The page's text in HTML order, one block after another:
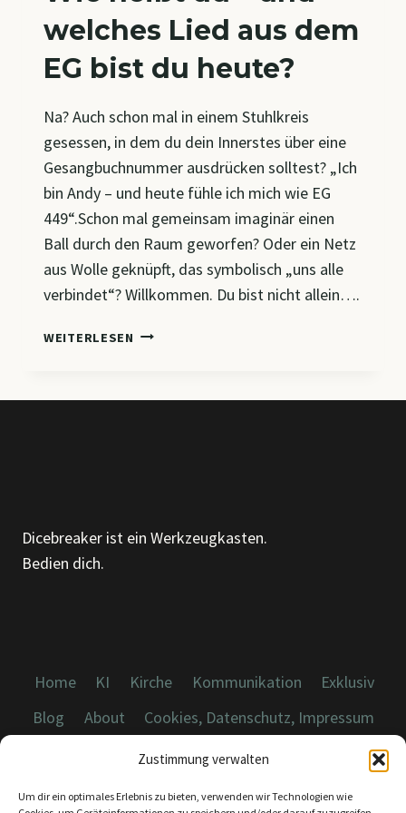
Zustimmung verwalten
Um dir ein optimales Erlebnis zu bieten, verwenden wir Technologien wie
welches Lied aus dem
EG bist du heute?
Na? Auch schon mal in einem Stuhlkreis
gesessen, in dem du dein Innerstes über eine
Gesangbuchnummer ausdrücken solltest? „Ich
bin Andy – und heute fühle ich mich wie EG
449“.Schon mal gemeinsam imaginär einen
Ball durch den Raum geworfen? Oder ein Netz
aus Wolle geknüpft, das symbolisch „uns alle
verbindet“? Willkommen. Du bist nicht allein….
WEITERLESEN WIE
IST D
Dicebreaker ist ein Werkzeugkasten.
Bedien dich.
Home KI Kirche Kommunikation
Exklusiv
Blog
About Cookies, Datenschutz, Impressum